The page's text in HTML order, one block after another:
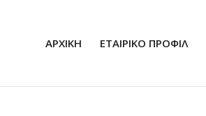
ΑΡΧΙΚΗ ΕΤΑΙΡΙΚΟ ΠΡΟΦΙΛ